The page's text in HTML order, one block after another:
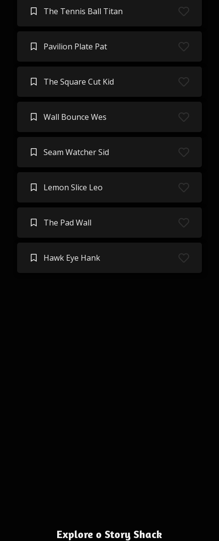
The Tennis Ball Titan
Pavilion Plate Pat
The Square Cut Kid
Wall Bounce Wes
Seam Watcher Sid
Lemon Slice Leo
The Pad Wall
Hawk Eye Hank
Explore o Story Shack